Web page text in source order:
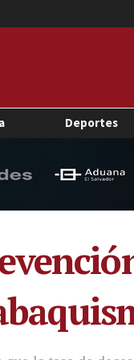
Deportes